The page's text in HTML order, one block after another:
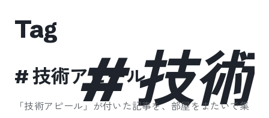
#技
Tag
#技術アピール
「技術アピール 」が付いた記事を、部屋をまたいで集